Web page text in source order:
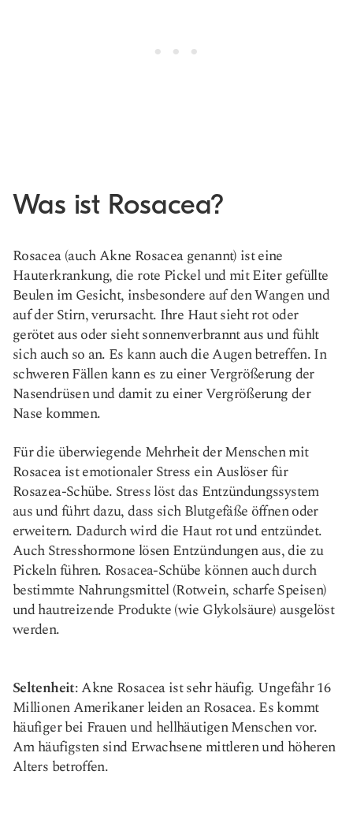
Was ist Rosacea?
Rosacea (auch Akne Rosacea genannt) ist eine
Hauterkrankung, die rote Pickel und mit Eiter gefüllte
Beulen im Gesicht, insbesondere auf den Wangen und
auf der Stirn, verursacht. Ihre Haut sieht rot oder
gerötet aus oder sieht sonnenverbrannt aus und fühlt
sich auch so an. Es kann auch die Augen betreffen. In
schweren Fällen kann es zu einer Vergrößerung der
Nasendrüsen und damit zu einer Vergrößerung der
Nase kommen.
Für die überwiegende Mehrheit der Menschen mit
Rosacea ist emotionaler Stress ein Auslöser für
Rosazea-Schübe. Stress löst das Entzündungssystem
aus und führt dazu, dass sich Blutgefäße öffnen oder
erweitern. Dadurch wird die Haut rot und entzündet.
Auch Stresshormone lösen Entzündungen aus, die zu
Pickeln führen. Rosacea-Schübe können auch durch
bestimmte Nahrungsmittel (Rotwein, scharfe Speisen)
und hautreizende Produkte (wie Glykolsäure) ausgelöst
werden.
Seltenheit: Akne Rosacea ist sehr häufig. Ungefähr 16
Millionen Amerikaner leiden an Rosacea. Es kommt
häufiger bei Frauen und hellhäutigen Menschen vor.
Am häufigsten sind Erwachsene mittleren und höheren
Alters betroffen.